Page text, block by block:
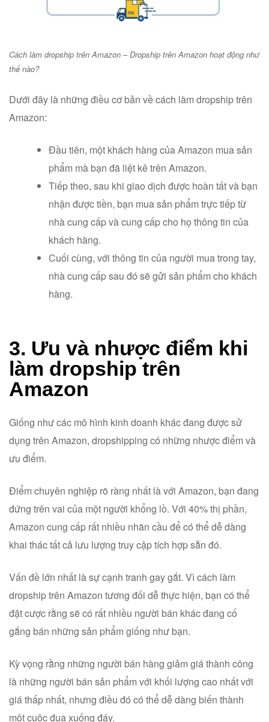
Cách làm dropship trên Amazon – Dropship trên Amazon hoạt động như
thế nào?
Dưới đây là những điều cơ bản về cách làm dropship trên
Amazon:
Đầu tiên, một khách hàng của Amazon mua sản
phẩm mà bạn đã liệt kê trên Amazon.
Tiếp theo, sau khi giao dịch được hoàn tất và bạn
nhận được tiền, bạn mua sản phẩm trực tiếp từ
nhà cung cấp và cung cấp cho họ thông tin của
khách hàng.
Cuối cùng, với thông tin của người mua trong tay,
nhà cung cấp sau đó sẽ gửi sản phẩm cho khách
hàng.
3. Ưu và nhược điểm khi
làm dropship trên
Amazon
Giống như các mô hình kinh doanh khác đang được sử
dụng trên Amazon, dropshipping có những nhược điểm và
ưu điểm.
Điểm chuyên nghiệp rõ ràng nhất là với Amazon, bạn đang
đứng trên vai của một người khổng lồ. Với 40% thị phần,
Amazon cung cấp rất nhiều nhãn cầu để có thể dễ dàng
khai thác tất cả lưu lượng truy cập tích hợp sẵn đó.
Vấn đề lớn nhất là sự cạnh tranh gay gắt. Vì cách làm
dropship trên Amazon tương đối dễ thực hiện, bạn có thể
đặt cược rằng sẽ có rất nhiều người bán khác đang cố
gắng bán những sản phẩm giống như bạn.
Kỳ vọng rằng những người bán hàng giảm giá thành công
là những người bán sản phẩm với khối lượng cao nhất với
giá thấp nhất, nhưng điều đó có thể dễ dàng biến thành
một cuộc đua xuống đáy.